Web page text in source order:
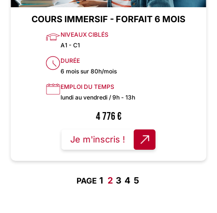
COURS IMMERSIF - FORFAIT 6 MOIS
NIVEAUX CIBLÉS
A1 - C1
DURÉE
6 mois sur 80h/mois
EMPLOI DU TEMPS
lundi au vendredi / 9h - 13h
4 776€
Je m'inscris !
1 2 3 4 5